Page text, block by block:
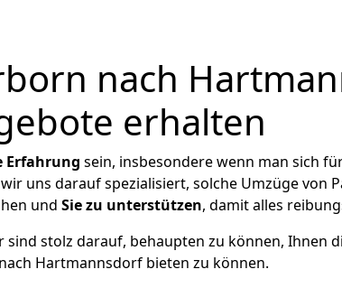
nach
erhalten
Erfahrung sein, insbesondere wenn man sich
uns darauf spezialisiert, solche Umzüge von
und Sie zu unterstützen, damit alles
sind stolz darauf, behaupten zu können, Ihnen
Hartmannsdorf bieten zu können.